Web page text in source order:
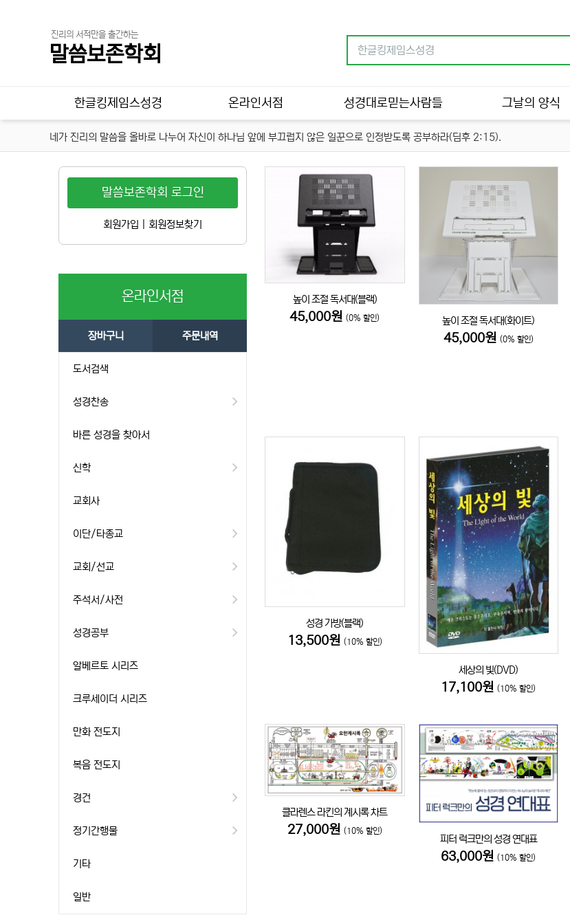
진리의 서적만을 출간하는
말씀보존학회
한글킹제임스성경 온라인서점 성경대로믿는사람들 그날의 양식
네가 진리의 말씀을 올바로 나누어 자신이 하나님 앞에 부끄럽지 않은 일꾼으로 인정받도록 공부하라(딤후 2:15).
높이 조절 독서대(블랙)
45,000원(0% 할인) 높이 조절 독서대(화이트)
45,000원 (0% 할인)
성경 가방(블랙)
13,500원 (10% 할인)
세상의 빛(DVD)
17,100원(10% 할인)
클라렌스 라킨의 계시록 차트
27,000원 (10% 할인)
피터 럭크만의 성경 연대표
63,000원(10% 할인)
말씀보존학회 로그인
회원가입 회원정보찾기
온라인서점
장바구니 주문내역
도서검색
성경찬송
바른 성경을 찾아서
신학
교회사
이단/타종교
교회/선교
주석서/사전
성경공부
알베르토 시리즈
크루세이더 시리즈
만화 전도지
복음 전도지
경건
정기간행물
기타
일반